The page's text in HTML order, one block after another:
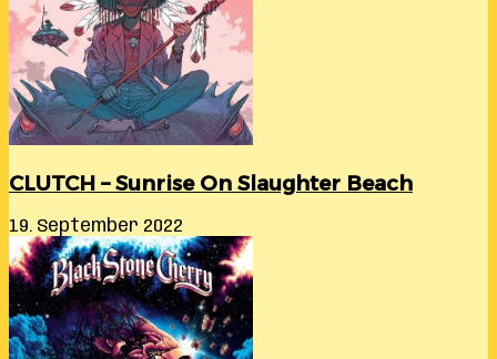
CLUTCH – Sunrise On Slaughter Beach
19. September 2022